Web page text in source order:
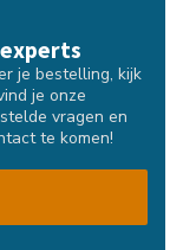
je bestelling, kijk
je onze
vragen en
te komen!